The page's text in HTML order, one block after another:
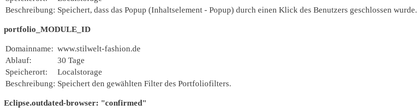
Beschreibung: Speichert, dass das Popup (Inhaltselement - Popup) durch einen Klick des Benutzers geschlossen wurde.
portfolio_MODULE_ID
Domainname: www.stilwelt-fashion.de
Ablauf:
30 Tage
Speicherort:
Localstorage
Beschreibung: Speichert den gewählten Filter des Portfoliofilters.
Eclipse.outdated-browser: "confirmed"